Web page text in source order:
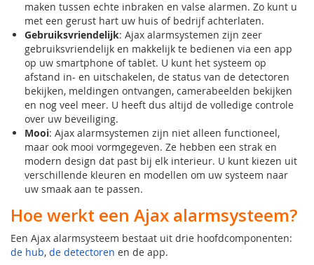
maken tussen echte inbraken en valse alarmen. Zo kunt u
met een gerust hart uw huis of bedrijf achterlaten.
Gebruiksvriendelijk: Ajax alarmsystemen zijn zeer
gebruiksvriendelijk en makkelijk te bedienen via een app
op uw smartphone of tablet. U kunt het systeem op
afstand in- en uitschakelen, de status van de detectoren
bekijken, meldingen ontvangen, camerabeelden bekijken
en nog veel meer. U heeft dus altijd de volledige controle
over uw beveiliging.
Mooi: Ajax alarmsystemen zijn niet alleen functioneel,
maar ook mooi vormgegeven. Ze hebben een strak en
modern design dat past bij elk interieur. U kunt kiezen uit
verschillende kleuren en modellen om uw systeem naar
uw smaak aan te passen.
Hoe werkt een Ajax alarmsysteem?
Een Ajax alarmsysteem bestaat uit drie hoofdcomponenten:
de hub, de detectoren en de app.